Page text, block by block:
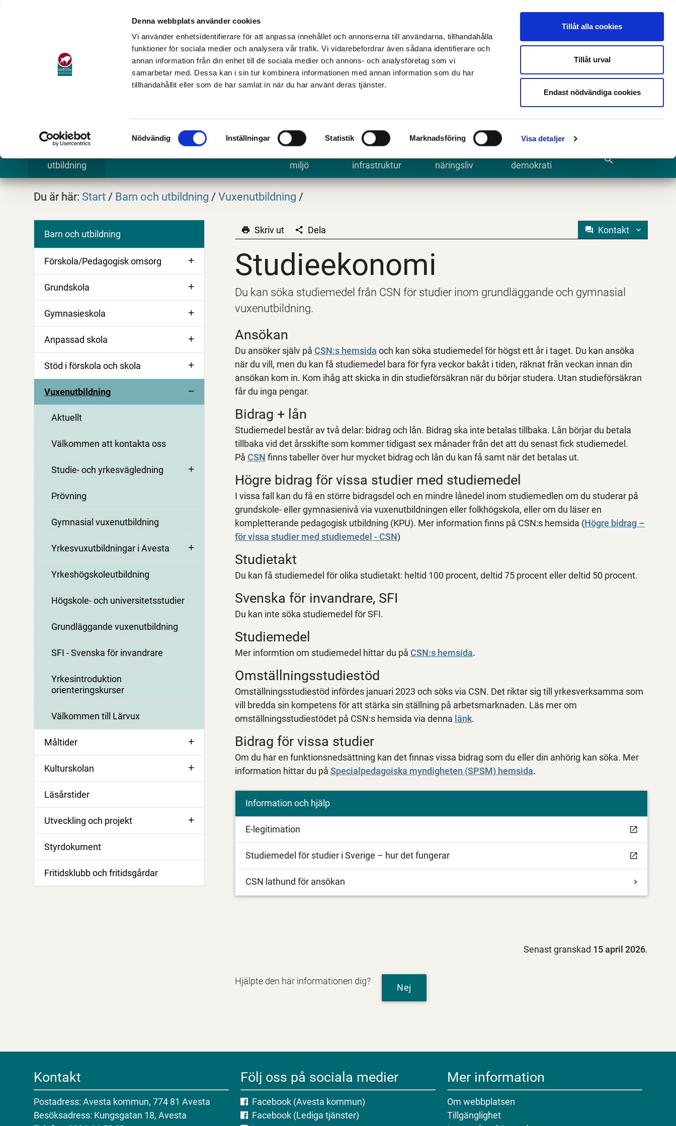
Denna webbplats använder cookies
Vi använder enhetsidentifierare för att anpassa innehållet och annonserna till användarna, tillhandahålla
funktioner för sociala medier och analysera vår trafik. Vi vidarebefordrar även sådana identifierare och
annan information från din enhet till de sociala medier och annons- och analysföretag som vi
samarbetar med. Dessa kan i sin tur kombinera informationen med annan information som du har
tillhandahållit eller som de har samlat in när du har använt deras tjänster.
Samtyckesval
Nödvändig Inställningar Statistik Marknadsföring Visa detaljer
Tillåt alla cookies
Tillåt urval
Endast nödvändiga cookies
E-tjänster och blanketter Translate
Sök
utbildning
miljö
infrastruktur
näringsliv
demokrati
search
Du är här: Start / Barn och utbildning / Vuxenutbildning /
Barn och utbildning
Förskola/Pedagogisk omsorg
Grundskola
Gymnasieskola
Anpassad skola
Stöd i förskola och skola
Vuxenutbildning
Aktuellt
Välkommen att kontakta oss
Studie- och yrkesvägledning
Prövning
Gymnasial vuxenutbildning
Yrkesvuxutbildningar i Avesta
Yrkeshögskoleutbildning
Högskole- och universitetsstudier
Grundläggande vuxenutbildning
SFI - Svenska för invandrare
Yrkesintroduktion
orienteringskurser
Välkommen till Lärvux
Måltider
Kulturskolan
Läsårstider
Utveckling och projekt
Styrdokument
Fritidsklubb och fritidsgårdar
Studieekonomi
Skriv ut Dela Kontakt
Studieekonomi
Du kan söka studiemedel från CSN för studier inom grundläggande och gymnasial
vuxenutbildning.
Ansökan
Du ansöker själv på CSN:s hemsida och kan söka studiemedel för högst ett år i taget. Du kan ansöka
när du vill, men du kan få studiemedel bara för fyra veckor bakåt i tiden, räknat från veckan innan din
ansökan kom in. Kom ihåg att skicka in din studieförsäkran när du börjar studera. Utan studieförsäkran
får du inga pengar.
Bidrag + lån
Studiemedel består av två delar: bidrag och lån. Bidrag ska inte betalas tillbaka. Lån börjar du betala
tillbaka vid det årsskifte som kommer tidigast sex månader från det att du senast fick studiemedel.
På CSN finns tabeller över hur mycket bidrag och lån du kan få samt när det betalas ut.
Högre bidrag för vissa studier med studiemedel
I vissa fall kan du få en större bidragsdel och en mindre lånedel inom studiemedlen om du studerar på
grundskole- eller gymnasienivå via vuxenutbildningen eller folkhögskola, eller om du läser en
kompletterande pedagogisk utbildning (KPU). Mer information finns på CSN:s hemsida (Högre bidrag –
för vissa studier med studiemedel - CSN)
Studietakt
Du kan få studiemedel för olika studietakt: heltid 100 procent, deltid 75 procent eller deltid 50 procent.
Svenska för invandrare, SFI
Du kan inte söka studiemedel för SFI.
Studiemedel
Mer informtion om studiemedel hittar du på CSN:s hemsida.
Omställningsstudiestöd
Omställningsstudiestöd infördes januari 2023 och söks via CSN. Det riktar sig till yrkesverksamma som
vill bredda sin kompetens för att stärka sin ställning på arbetsmarknaden. Läs mer om
omställningsstudiestödet på CSN:s hemsida via denna länk.
Bidrag för vissa studier
Om du har en funktionsnedsättning kan det finnas vissa bidrag som du eller din anhörig kan söka. Mer
information hittar du på Specialpedagoiska myndigheten (SPSM) hemsida.
Information och hjälp
E-legitimation
Studiemedel för studier i Sverige – hur det fungerar
CSN lathund för ansökan
Senast granskad 15 april 2026.
Hjälpte den här informationen dig?
Nej
Kontakt
Postadress: Avesta kommun, 774 81 Avesta
Besöksadress: Kungsgatan 18, Avesta
Följ oss på sociala medier
Facebook (Avesta kommun)
Facebook (Lediga tjänster)
Mer information
Om webbplatsen
Tillgänglighet